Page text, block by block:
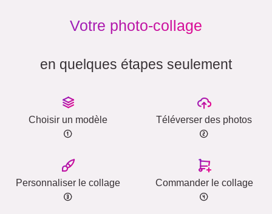
Votre photo-collage
en quelques étapes seulement
Choisir un modèle Téléverser des photos
Personnaliser le collage Commander le collage